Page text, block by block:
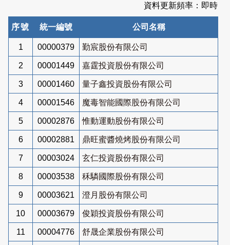
資料更新頻率：即時
序號 統一編號 公司名稱
1 00000379 勤宸股份有限公司
2 00001449 嘉霆投資股份有限公司
3 00001460 量子鑫投資股份有限公司
4 00001546 魔毒智能國際股份有限公司
5 00002876 惟動運動股份有限公司
6 00002881 鼎旺蜜醬燒烤股份有限公司
7 00003024 玄仁投資股份有限公司
8 00003538 秝驎國際股份有限公司
9 00003621 澄月股份有限公司
10 00003679 俊穎投資股份有限公司
11 00004776 舒晟企業股份有限公司